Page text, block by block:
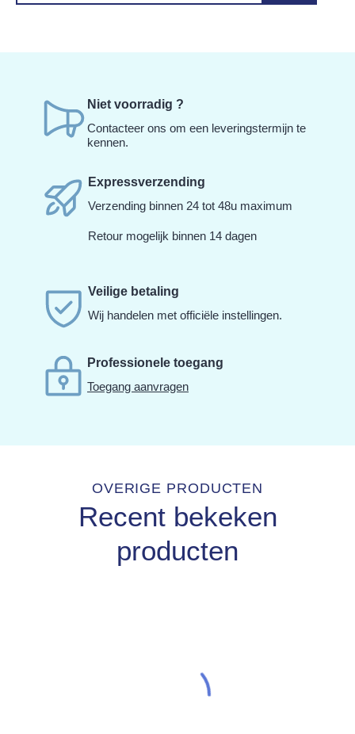
Niet voorradig ?
Contacteer ons om een leveringstermijn te
kennen.
Expressverzending
Verzending binnen 24 tot 48u maximum
Retour mogelijk binnen 14 dagen
Veilige betaling
Wij handelen met officiële instellingen.
Professionele toegang
Toegang aanvragen
OVERIGE PRODUCTEN
Recent bekeken
producten